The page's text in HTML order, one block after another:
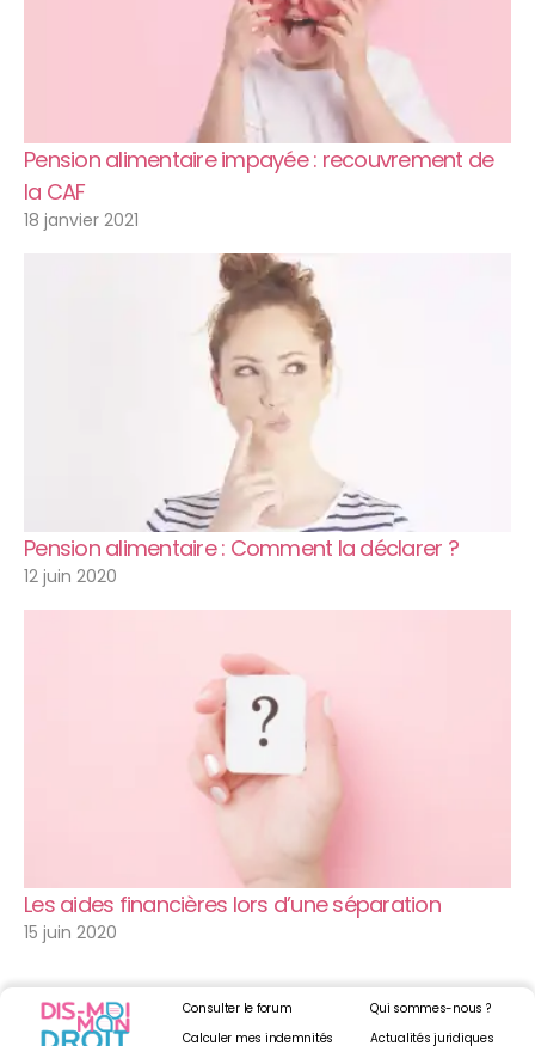
Pension alimentaire impayée : recouvrement de
la CAF
18 janvier 2021
Pension alimentaire : Comment la déclarer ?
12 juin 2020
Les aides financières lors d’une séparation
15 juin 2020
Consulter le forum
Calculer mes indemnités
Qui sommes-nous ?
Actualités juridiques